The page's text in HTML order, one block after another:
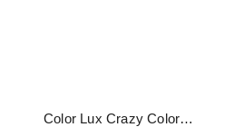
Color Lux Crazy Coloração Directa Turquesa 150ml